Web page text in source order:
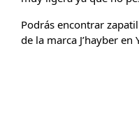
Podrás encontrar
de la marca J’hayber en